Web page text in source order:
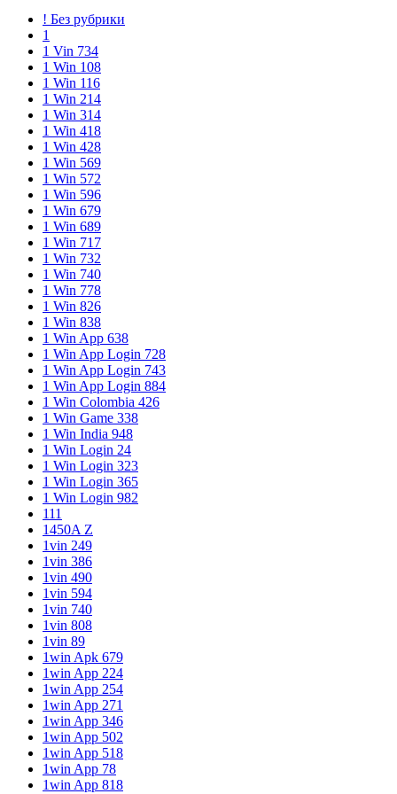
! Без рубрики
1
1 Vin 734
1 Win 108
1 Win 116
1 Win 214
1 Win 314
1 Win 418
1 Win 428
1 Win 569
1 Win 572
1 Win 596
1 Win 679
1 Win 689
1 Win 717
1 Win 732
1 Win 740
1 Win 778
1 Win 826
1 Win 838
1 Win App 638
1 Win App Login 728
1 Win App Login 743
1 Win App Login 884
1 Win Colombia 426
1 Win Game 338
1 Win India 948
1 Win Login 24
1 Win Login 323
1 Win Login 365
1 Win Login 982
111
1450A Z
1vin 249
1vin 386
1vin 490
1vin 594
1vin 740
1vin 808
1vin 89
1win Apk 679
1win App 224
1win App 254
1win App 271
1win App 346
1win App 502
1win App 518
1win App 78
1win App 818